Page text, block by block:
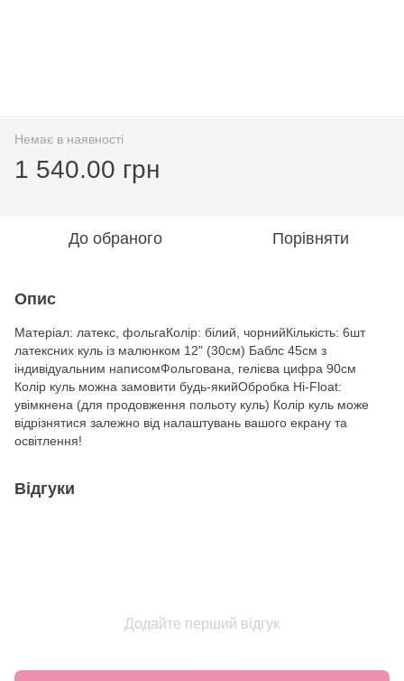
Немає в наявності
1 540.00 грн
До обраного Порівняти
Опис
Матеріал: латекс, фольгаКолір: білий, чорнийКількість: 6шт
латексних куль із малюнком 12" (30см) Баблс 45см з
індивідуальним написомФольгована, гелієва цифра 90см
Колір куль можна замовити будь-якийОбробка Hi-Float:
увімкнена (для продовження польоту куль) Колір куль може
відрізнятися залежно від налаштувань вашого екрану та
освітлення!
Відгуки
Додайте перший відгук